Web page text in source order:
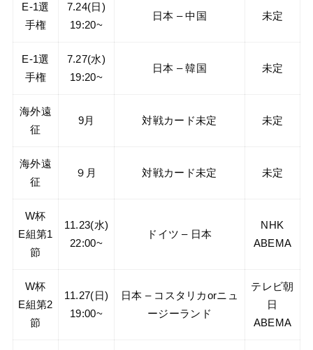
E-1選
手権
7.24(日)
19:20~
日本 – 中国 未定
E-1選
手権
7.27(水)
19:20~
日本 – 韓国 未定
海外遠
征
9月 対戦カード未定 未定
海外遠
征
９月 対戦カード未定 未定
W杯
E組第1
節
11.23(水)
22:00~
ドイツ – 日本
NHK
ABEMA
W杯
E組第2
節
11.27(日)
19:00~
日本 – コスタリカorニュ
ージーランド
テレビ朝
日
ABEMA